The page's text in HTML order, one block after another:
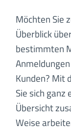
Möchten Sie
Überblick
bestimmten
Kunden? Mit
Sie sich ganz
Übersicht
Weise